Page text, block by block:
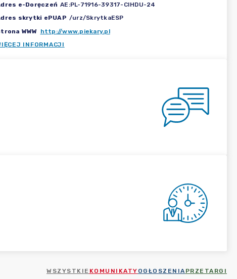
e-Doręczeń AE:PL-71916-39317-CIHDU-24
skrytki ePUAP /urz/SkrytkaESP
WWW http://www.piekary.pl
INFORMACJI
WSZYSTKIE KOMUNIKATY OGŁOSZENIA PRZETARGI